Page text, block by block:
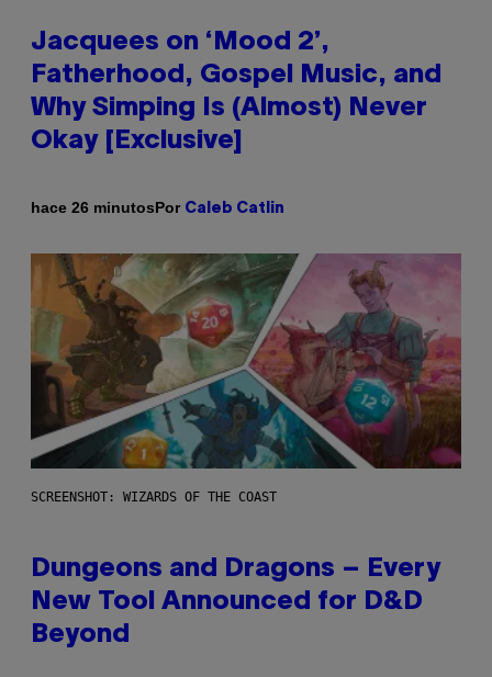
Jacquees on ‘Mood 2’,
Fatherhood, Gospel Music, and
Why Simping Is (Almost) Never
Okay [Exclusive]
hace 26 minutosPor Caleb Catlin
SCREENSHOT: WIZARDS OF THE COAST
Dungeons and Dragons – Every
New Tool Announced for D&D
Beyond